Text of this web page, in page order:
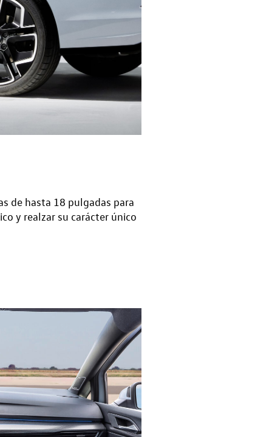
de hasta 18 pulgadas para
y realzar su carácter único